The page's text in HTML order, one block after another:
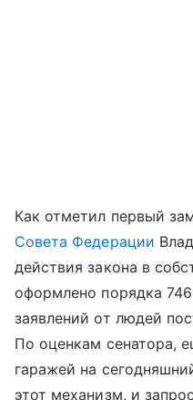
Как отметил первый
Совета Федерации
действия закона в
оформлено порядка
заявлений от людей
По оценкам сенатора,
гаражей на
этот механизм, и